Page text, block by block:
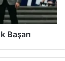
Başarı